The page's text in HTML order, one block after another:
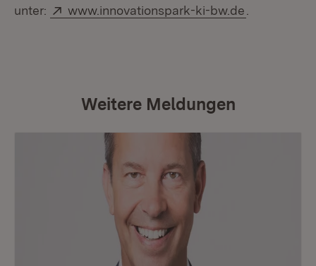
unter:
Extern:
www.innovationspark-ki-bw.de
Weitere Meldungen